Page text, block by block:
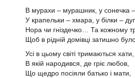
В мурахи – мурашник, у сонечка
У крапельки – хмара, у білки –
Нора чи гніздечко… Та кожному
Щоб в рідній домівці затишно
Усі в цьому світі тримаються
В якій народився, де гріє любов,
Що щедро посіяли батько і мати,